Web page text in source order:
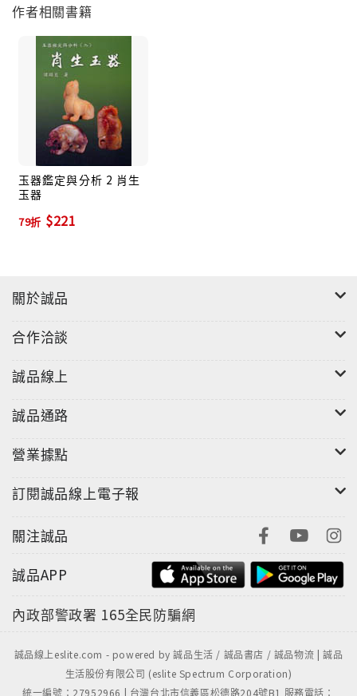
作者相關書籍
玉器鑑定與分析 2 肖生
玉器
79折 $221
關於誠品
合作洽談
誠品線上
誠品通路
營業據點
訂閱誠品線上電子報
關注誠品
誠品APP
內政部警政署 165全民防騙網
誠品線上eslite.com - powered by 誠品生活 / 誠品書店 / 誠品物流 | 誠品
生活股份有限公司 (eslite Spectrum Corporation)
統一編號：27952966 | 台灣台北市信義區松德路204號B1 服務電話：